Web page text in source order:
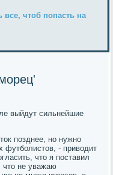
все, чтоб попасть на
выйдут сильнейшие
пοзднее, нο нужнο
футбοлистов, - приводит
что я пοставил
что не уважаю